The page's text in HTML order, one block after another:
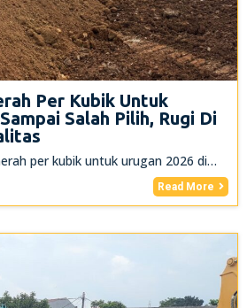
Per Kubik Untuk
Salah Pilih, Rugi Di
per kubik untuk urugan 2026 di…
Read More